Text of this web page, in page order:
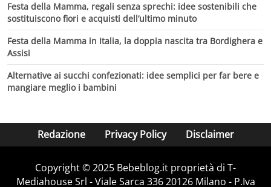
Festa della Mamma, regali senza sprechi: idee sostenibili che
sostituiscono fiori e acquisti dell’ultimo minuto
Festa della Mamma in Italia, la doppia nascita tra Bordighera e
Assisi
Alternative ai succhi confezionati: idee semplici per far bere e
mangiare meglio i bambini
Redazione Privacy Policy Disclaimer
Copyright © 2025 Bebeblog.it proprietà di T-
Mediahouse Srl - Viale Sarca 336 20126 Milano - P.Iva